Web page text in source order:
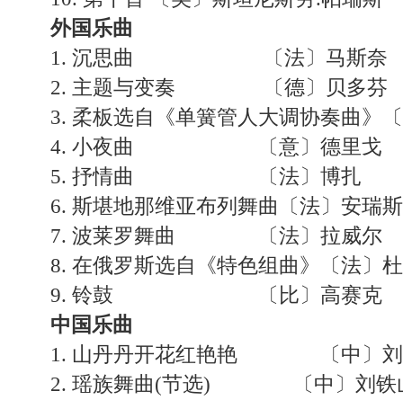
外国乐曲
1. 沉思曲 〔法〕马斯奈
2. 主题与变奏 〔德〕贝多芬
3. 柔板选自《单簧管人大调协奏曲》〔
4. 小夜曲 〔意〕德里戈
5. 抒情曲 〔法〕博扎
6. 斯堪地那维亚布列舞曲〔法〕安瑞
7. 波莱罗舞曲 〔法〕拉威尔
8. 在俄罗斯选自《特色组曲》〔法〕
9. 铃鼓 〔比〕高赛克
中国乐曲
1. 山丹丹开花红艳艳 〔中〕刘
2. 瑶族舞曲(节选) 〔中〕刘铁山